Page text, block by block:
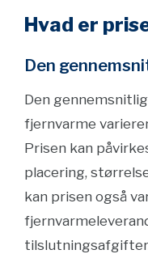
Hvad er
Den
Den
fjernvarme
Prisen kan
placering,
kan prisen også